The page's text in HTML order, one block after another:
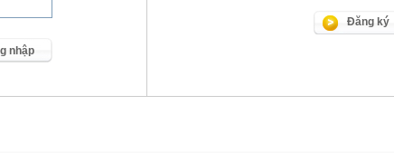
Đăng ký